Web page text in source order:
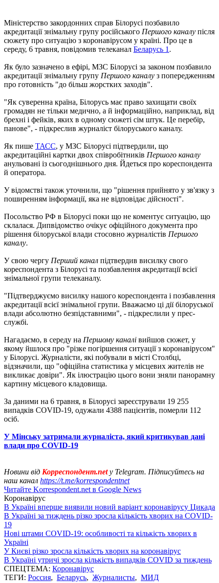
Міністерство закордонних справ Білорусі позбавило
акредитації знімальну групу російського Першого каналу після
сюжету про ситуацію з коронавірусом у країні. Про це в
середу, 6 травня, повідомив телеканал Беларусь 1 .
Як було зазначено в ефірі, МЗС Білорусі за законом позбавило
акредитації знімальну групу Першого каналу з попередженням
про готовність "до більш жорстких заходів".
"Як суверенна країна, Білорусь має право захищати своїх
громадян не тільки медично, а й інформаційно, наприклад, від
брехні і фейків, яких в одному сюжеті сім штук. Це перебір,
панове", - підкреслив журналіст білоруського каналу.
Як пише ТАСС, у МЗС Білорусі підтвердили, що
акредитаційні картки двох співробітників Першого каналу
анульовані із сьогоднішнього дня. Йдеться про кореспондента
й оператора.
У відомстві також уточнили, що "рішення прийнято у зв'язку з
поширенням інформації, яка не відповідає дійсності".
Посольство РФ в Білорусі поки що не коментує ситуацію, що
склалася. Дипвідомство очікує офіційного документа про
рішення білоруської влади стосовно журналістів Першого
каналу.
У свою чергу Перший канал підтвердив висилку свого
кореспондента з Білорусі та позбавлення акредитації всієї
знімальної групи телеканалу.
"Підтверджуємо висилку нашого кореспондента і позбавлення
акредитації всієї знімальної групи. Вважаємо ці дії білоруської
влади абсолютно безпідставними", - підкреслили у прес-
службі.
Нагадаємо, в середу на Першому каналі вийшов сюжет, у
якому йшлося про "різке погіршення ситуації з коронавірусом"
у Білорусі. Журналісти, які побували в місті Столбці,
відзначили, що "офіційна статистика у місцевих жителів не
викликає довіри". Як ілюстрацію цього вони зняли панорамну
картину місцевого кладовища.
За даними на 6 травня, в Білорусі зареєстрували 19 255
випадків COVID-19, одужали 4388 пацієнтів, померли 112
осіб.
У Мінську затримали журналіста, який критикував дані
влади про COVID-19
Новини від Корреспондент.netу Telegram. Підписуйтесь на
наш канал https://t.me/korrespondentnet
Читайте Korrespondent.net в Google News
Коронавірус
В Україні вперше виявили новий варіант коронавірусу Цикада
В Україні за тиждень різко зросла кількість хворих на COVID-
19
Нові штами COVID-19: особливості та кількість хворих в
Україні
У Києві різко зросла кількість хворих на коронавірус
В Україні утричі зросла кількість випадків COVID за тиждень
СПЕЦТЕМА: Коронавірус
ТЕГИ: Россия, Беларусь, Журналисты, МИД